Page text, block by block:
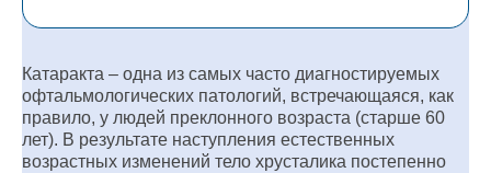
Катаракта – одна из самых часто диагностируемых
офтальмологических патологий, встречающаяся, как
правило, у людей преклонного возраста (старше 60
лет). В результате наступления естественных
возрастных изменений тело хрусталика постепенно